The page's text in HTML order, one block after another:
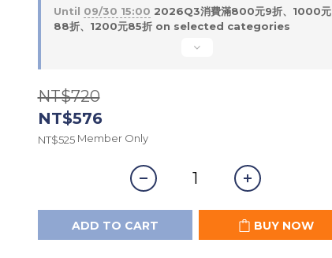
Until 09/30 15:00 2026Q3消費滿800元9折、1000元
88折、1200元85折 on selected categories
NT$720
NT$576
NT$525 Member Only
ADD TO CART BUY NOW